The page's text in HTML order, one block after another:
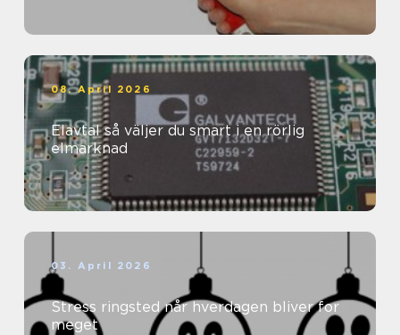
08. April 2026
Elavtal så väljer du smart i en rörlig
elmarknad
03. April 2026
Stress ringsted når hverdagen bliver for
meget